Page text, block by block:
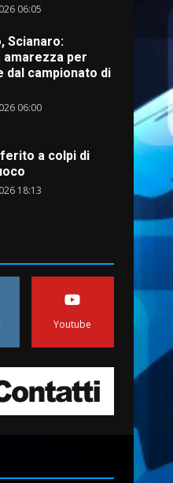
06:05
Scianaro:
amarezza per
dal campionato di
06:00
a colpi di
18:13
continua il
14:16
di Fasano apre
11:00
Youtube